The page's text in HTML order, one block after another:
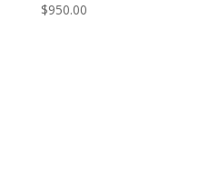
$950.00